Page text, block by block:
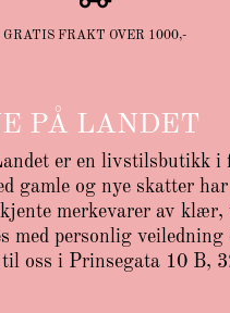
GRATIS FRAKT OVER 1000,-
PÅ LANDET
er en livstilsbutikk
gamle og nye skatter
kjente merkevarer av
med personlig veiledning
til oss i Prinsegata 10 B,